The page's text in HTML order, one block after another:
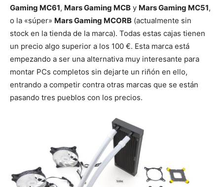
Gaming MC61, Mars Gaming MCB y Mars Gaming MC51,
o la «súper» Mars Gaming MCORB (actualmente sin
stock en la tienda de la marca). Todas estas cajas tienen
un precio algo superior a los 100 €. Esta marca está
empezando a ser una alternativa muy interesante para
montar PCs completos sin dejarte un riñón en ello,
entrando a competir contra otras marcas que se están
pasando tres pueblos con los precios.